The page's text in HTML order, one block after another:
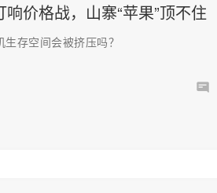
价格战，山寨“苹果”顶不住
存空间会被挤压吗？